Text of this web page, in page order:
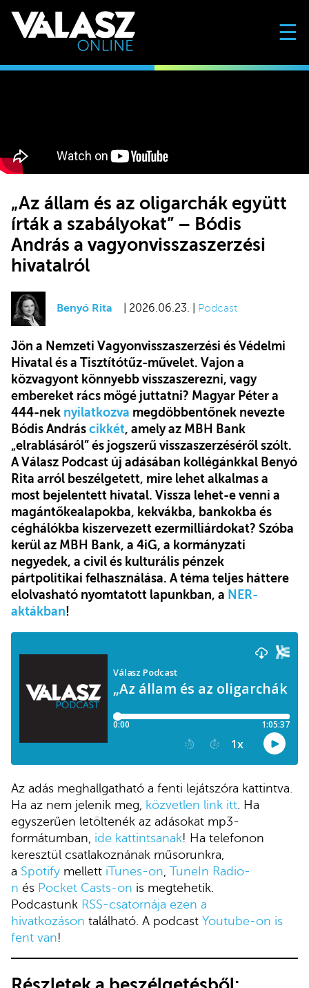
☰
„Az állam és az oligarchák együtt
írták a szabályokat” – Bódis
András a vagyonvisszaszerzési
hivatalról
Benyó Rita | 2026.06.23. | Podcast
Jön a Nemzeti Vagyonvisszaszerzési és Védelmi
Hivatal és a Tisztítótűz-művelet. Vajon a
közvagyont könnyebb visszaszerezni, vagy
embereket rács mögé juttatni? Magyar Péter a
444-nek nyilatkozva megdöbbentőnek nevezte
Bódis András cikkét, amely az MBH Bank
„elrablásáról” és jogszerű visszaszerzéséről szólt.
A Válasz Podcast új adásában kollégánkkal Benyó
Rita arról beszélgetett, mire lehet alkalmas a
most bejelentett hivatal. Vissza lehet-e venni a
magántőkealapokba, kekvákba, bankokba és
céghálókba kiszervezett ezermilliárdokat? Szóba
kerül az MBH Bank, a 4iG, a kormányzati
negyedek, a civil és kulturális pénzek
pártpolitikai felhasználása. A téma teljes háttere
elolvasható nyomtatott lapunkban, a NER-
aktákban!
Az adás meghallgatható a fenti lejátszóra kattintva.
Ha az nem jelenik meg, közvetlen link itt . Ha
egyszerűen letöltenék az adásokat mp3-
formátumban, ide kattintsanak! Ha telefonon
keresztül csatlakoznának műsorunkra,
a Spotify mellett iTunes-on TuneIn Radio-
n és Pocket Casts-on is megtehetik.
Podcastunk RSS-csatornája ezen a
hivatkozáson található. A podcast Youtube-on is
fent van!